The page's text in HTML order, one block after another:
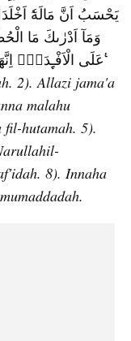
عَلَى الْاَفْـِٕدَةِۗ اِنَّهَا عَلَيْهِمْ مُّؤْصَدَةٌۙ فِيْ عَمَدٍ مُّمَدَّدَةٍ ࣖ
2). Allazi jama'a
malahu
hutamah. 5).
8). Innaha